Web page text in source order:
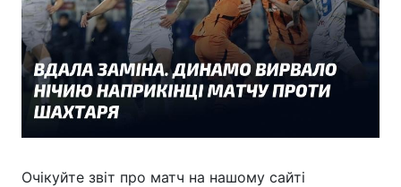
Очікуйте звіт про матч на нашому сайті